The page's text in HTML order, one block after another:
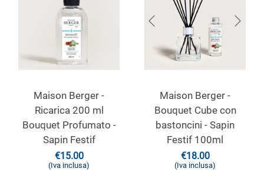
Maison Berger -
Ricarica 200 ml
Bouquet Profumato -
Sapin Festif
€15.00
(Iva inclusa)
Maison Berger -
Bouquet Cube con
bastoncini - Sapin
Festif 100ml
€18.00
(Iva inclusa)